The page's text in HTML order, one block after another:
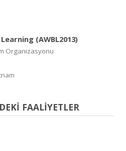
(AWBL2013)
Organizasyonu
FAALİYETLER